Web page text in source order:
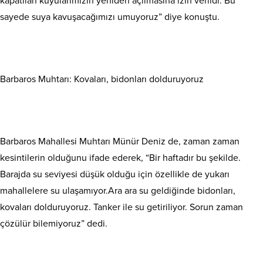
sayede suya kavuşacağımızı umuyoruz” diye konuştu.
Barbaros Muhtarı: Kovaları, bidonları dolduruyoruz
Barbaros Mahallesi Muhtarı Münür Deniz de, zaman zaman
kesintilerin olduğunu ifade ederek, “Bir haftadır bu şekilde.
Barajda su seviyesi düşük olduğu için özellikle de yukarı
mahallelere su ulaşamıyor.Ara ara su geldiğinde bidonları,
kovaları dolduruyoruz. Tanker ile su getiriliyor. Sorun zaman
çözülür bilemiyoruz” dedi.